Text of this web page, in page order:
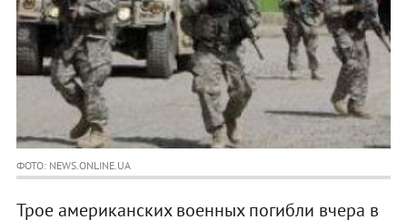
ФОТО: NEWS.ONLINE.UA
Трое американских военных погибли вчера в